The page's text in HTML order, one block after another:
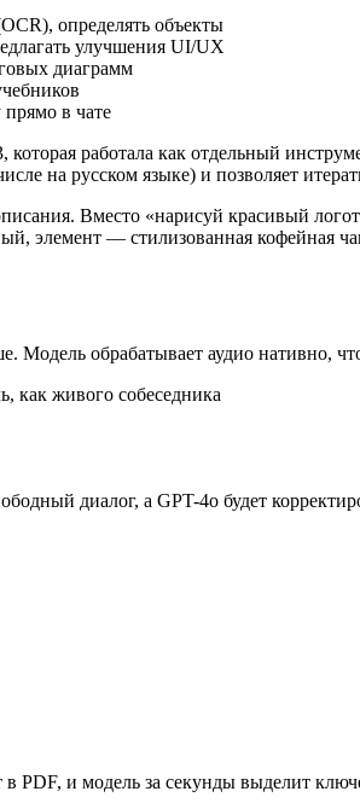
определять объекты
улучшения UI/UX
диаграмм
в чате
работала как отдельный
на русском языке) и позволяет
Вместо «нарисуй красивый
элемент — стилизованная кофейная
обрабатывает аудио нативно,
как живого собеседника
диалог, а GPT-4o будет
и модель за секунды выделит